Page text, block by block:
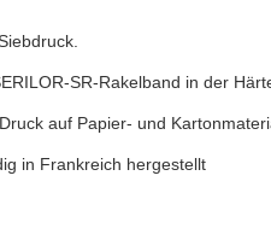
SR-Rakelband in der
auf Papier- und
in Frankreich hergestellt